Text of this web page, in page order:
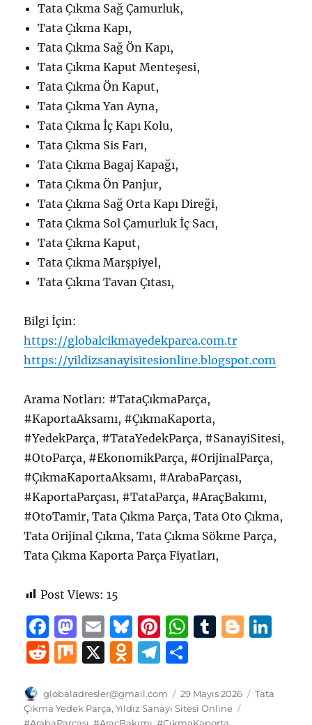
Tata Çıkma Sağ Çamurluk,
Tata Çıkma Kapı,
Tata Çıkma Sağ Ön Kapı,
Tata Çıkma Kaput Menteşesi,
Tata Çıkma Ön Kaput,
Tata Çıkma Yan Ayna,
Tata Çıkma İç Kapı Kolu,
Tata Çıkma Sis Farı,
Tata Çıkma Bagaj Kapağı,
Tata Çıkma Ön Panjur,
Tata Çıkma Sağ Orta Kapı Direği,
Tata Çıkma Sol Çamurluk İç Sacı,
Tata Çıkma Kaput,
Tata Çıkma Marşpiyel,
Tata Çıkma Tavan Çıtası,
Bilgi İçin:
https://globalcikmayedekparca.com.tr
https://yildizsanayisitesionline.blogspot.com
Arama Notları: #TataÇıkmaParça,
#KaportaAksamı, #ÇıkmaKaporta,
#YedekParça, #TataYedekParça, #SanayiSitesi,
#OtoParça, #EkonomikParça, #OrijinalParça,
#ÇıkmaKaportaAksamı, #ArabaParçası,
#KaportaParçası, #TataParça, #AraçBakımı,
#OtoTamir, Tata Çıkma Parça, Tata Oto Çıkma,
Tata Orijinal Çıkma, Tata Çıkma Sökme Parça,
Tata Çıkma Kaporta Parça Fiyatları,
Post Views: 15
F
a
c
e
b
M
a
st
o
d
E
m
ai
l
B
lu
e
s
k
Pi
n
te
re
st
W
s
A
T
bl
r
B
g e
R
d
di
M X
O
n
o
T
e
g
a
re
Yazar
globaladresler@gmail.com
Yayın
tarihi
29 Mayıs 2026 Kategoriler
Tata
Çıkma Yedek Parça,Yıldız Sanayi Sitesi Online